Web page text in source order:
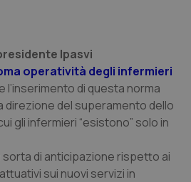
urogenitali
Ipasvi
operatività degli infermieri
l’inserimento di questa norma
direzione del superamento dello
gli infermieri “esistono” solo in
sorta di anticipazione rispetto ai
sui nuovi servizi in